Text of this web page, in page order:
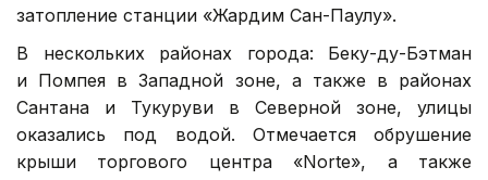
затопление станции «Жардим Сан-Паулу».
В нескольких районах города: Беку-ду-Бэтман
и Помпея в Западной зоне, а также в районах
Сантана и Тукуруви в Северной зоне, улицы
оказались под водой. Отмечается обрушение
крыши торгового центра «Norte», а также